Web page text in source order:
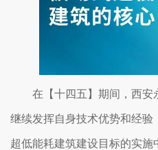
在【十四五】期间，西安
继续发挥自身技术优势和经
超低能耗建筑建设目标的实